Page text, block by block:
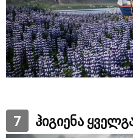
7 ჰიგიენა